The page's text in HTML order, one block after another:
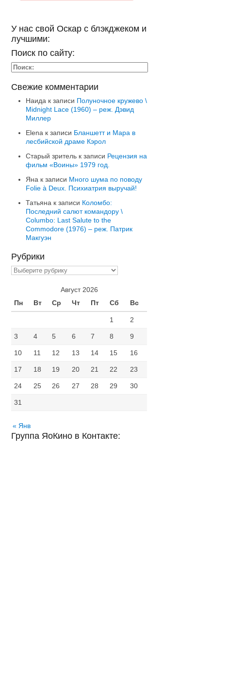
У нас свой Оскар с блэкджеком и
лучшими:
Поиск по сайту:
Свежие комментарии
Наида к записи Полуночное кружево \
Midnight Lace (1960) – реж. Дэвид
Миллер
Elena к записи Бланшетт и Мара в
лесбийской драме Кэрол
Старый зритель к записи Рецензия на
фильм «Воины» 1979 год.
Яна к записи Много шума по поводу
Folie à Deux. Психиатрия выручай!
Татьяна к записи Коломбо:
Последний салют командору \
Columbo: Last Salute to the
Commodore (1976) – реж. Патрик
Макгуэн
Рубрики
Рубрики
Август 2026
Пн
Вт Ср Чт Пт Сб Вс
1 2
3 4 5 6 7 8 9
10 11 12 13 14 15 16
17 18 19 20 21 22 23
24 25 26 27 28 29 30
31
« Янв
Группа ЯоКино в Контакте: